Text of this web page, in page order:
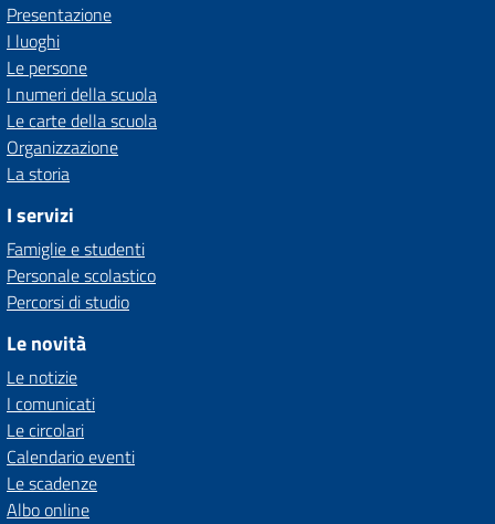
Presentazione
I luoghi
Le persone
I numeri della scuola
Le carte della scuola
Organizzazione
La storia
I servizi
Famiglie e studenti
Personale scolastico
Percorsi di studio
Le novità
Le notizie
I comunicati
Le circolari
Calendario eventi
Le scadenze
Albo online